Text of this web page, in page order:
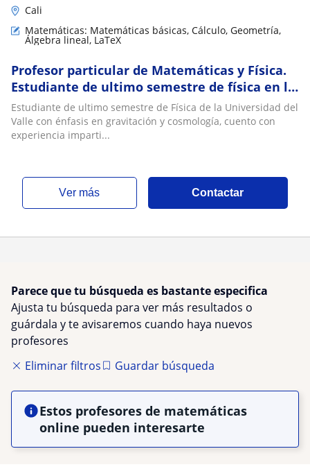
Cali
Matemáticas: Matemáticas básicas, Cálculo, Geometría,
Álgebra lineal, LaTeX
Profesor particular de Matemáticas y Física.
Estudiante de ultimo semestre de física en la
Universidad del Valle
Estudiante de ultimo semestre de Física de la Universidad del
Valle con énfasis en gravitación y cosmología, cuento con
experiencia imparti...
ver más Contactar
Parece que tu búsqueda es bastante especifica
Ajusta tu búsqueda para ver más resultados o
guárdala y te avisaremos cuando haya nuevos
profesores
Eliminar filtros
Guardar búsqueda
Estos profesores de matemáticas
online pueden interesarte